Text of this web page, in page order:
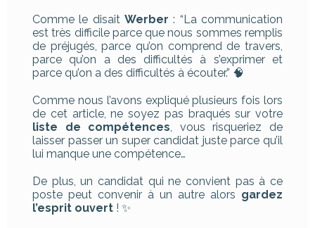
Comme le disait Werber: “La communication
est très difficile parce que nous sommes remplis
de préjugés, parce qu’on comprend de travers,
parce qu’on a des difficultés à s’exprimer et
parce qu’on a des difficultés à écouter.” 🧠
Comme nous l’avons expliqué plusieurs fois lors
de cet article, ne soyez pas braqués sur votre
liste de compétences, vous risqueriez de
laisser passer un super candidat juste parce qu’il
lui manque une compétence…
De plus, un candidat qui ne convient pas à ce
poste peut convenir à un autre alors gardez
l’esprit ouvert ! ✨